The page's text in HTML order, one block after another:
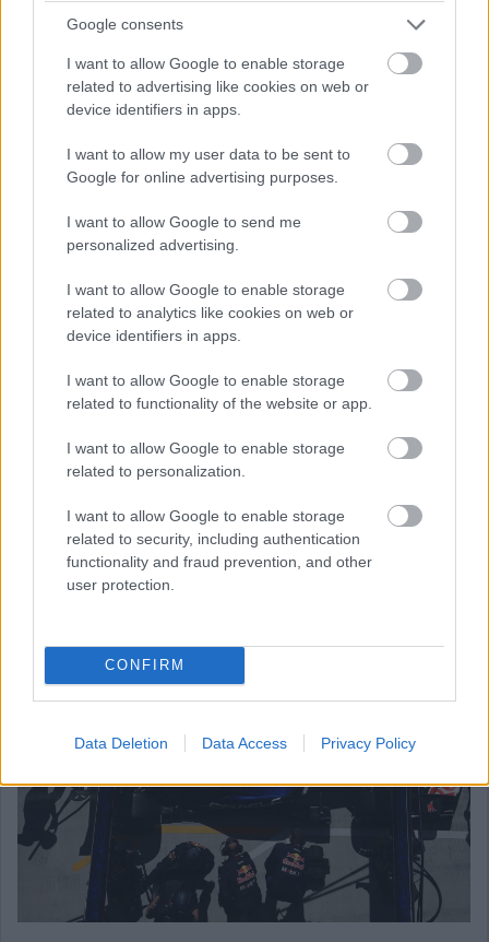
Google consents
I want to allow Google to enable storage
related to advertising like cookies on web or
device identifiers in apps.
I want to allow my user data to be sent to
Google for online advertising purposes.
I want to allow Google to send me
personalized advertising.
I want to allow Google to enable storage
related to analytics like cookies on web or
device identifiers in apps.
I want to allow Google to enable storage
related to functionality of the website or app.
I want to allow Google to enable storage
related to personalization.
I want to allow Google to enable storage
related to security, including authentication
functionality and fraud prevention, and other
user protection.
CONFIRM
Data Deletion Data Access Privacy Policy
Balogh Tamás
3 napja
Lassuló fejlesztési ütemre számít a Red Bull
Mivel egy új F1-es szabályrendszer első idényéről van szó,
várható volt, hogy kiélezett lesz a fejlesztési háború a csapatok
csomagot az istállók többségénél, ezek pedig rendszerint
valóban előrelépést is jelentettek (talán a Haas és a Williams
jelentik a kivételt). A Red Bullnál is működött például a
Miamiban és a Spielbergben bevetett csomag, ám Laurent
Mekies csapatfőnök szerint az évad hátralévő részében már
lassulni fog a fejlesztési ütemük, részben azért, mert a
költségeket meg kell osztani a 2027-es autó munkálatai között
„Nem tudom, a többiekkel mi a helyzet, de az biztos, hogy egy
a jövő év között. Arra számítok, hogy ez hamarabb meg fog
történni, mint tavaly. Szóval főleg a szabályzat fényében
rengeteg fejlesztést hoztunk mostanáig, hogy próbáljuk
korrigálni azt a hatalmas hátrányt, amivel eleinte rendelkeztünk.
Valószínűleg nehéz elképzelni, hogy ebben a ritmusban fogjuk
folytatni, mindenesetre meglátjuk, mi a legjobb módja annak,
hogy ledolgozzuk ezt az utolsó három tizedmásodpercet.”